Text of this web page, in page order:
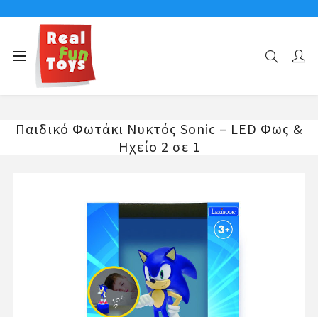
Αρχική σελίδα
Παιδικό Φωτάκι Νυκτός Sonic – LED Φως & Ηχείο 2 σε 1
Παιδικό Φωτάκι Νυκτός Sonic – LED Φως &
Ηχείο 2 σε 1